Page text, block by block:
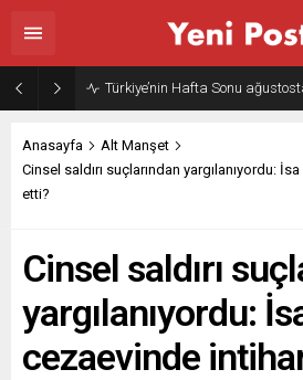
Türkiye’nin Hafta Sonu
Anasayfa
Alt Manşet
Cinsel saldırı suçlarından yargılanıyordu:
etti?
Cinsel saldırı
yargılanıyordu:
cezaevinde